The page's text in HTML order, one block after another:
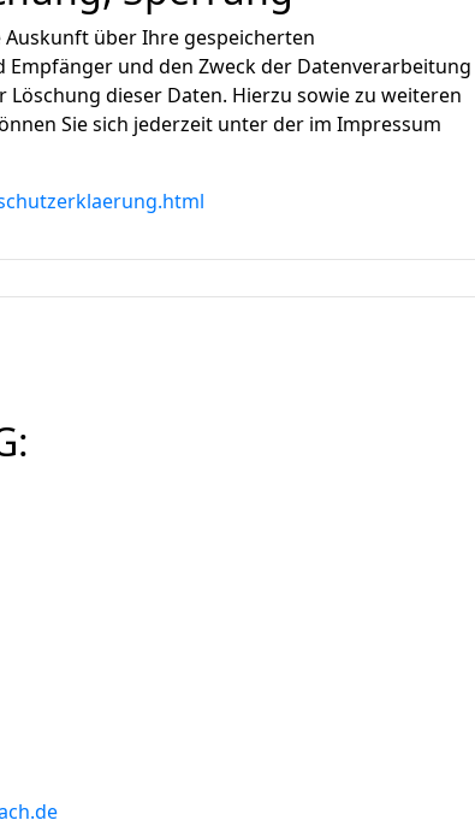
über Ihre gespeicherten
und den Zweck der Datenverarbeitung
dieser Daten. Hierzu sowie zu weiteren
Sie sich jederzeit unter der im Impressum